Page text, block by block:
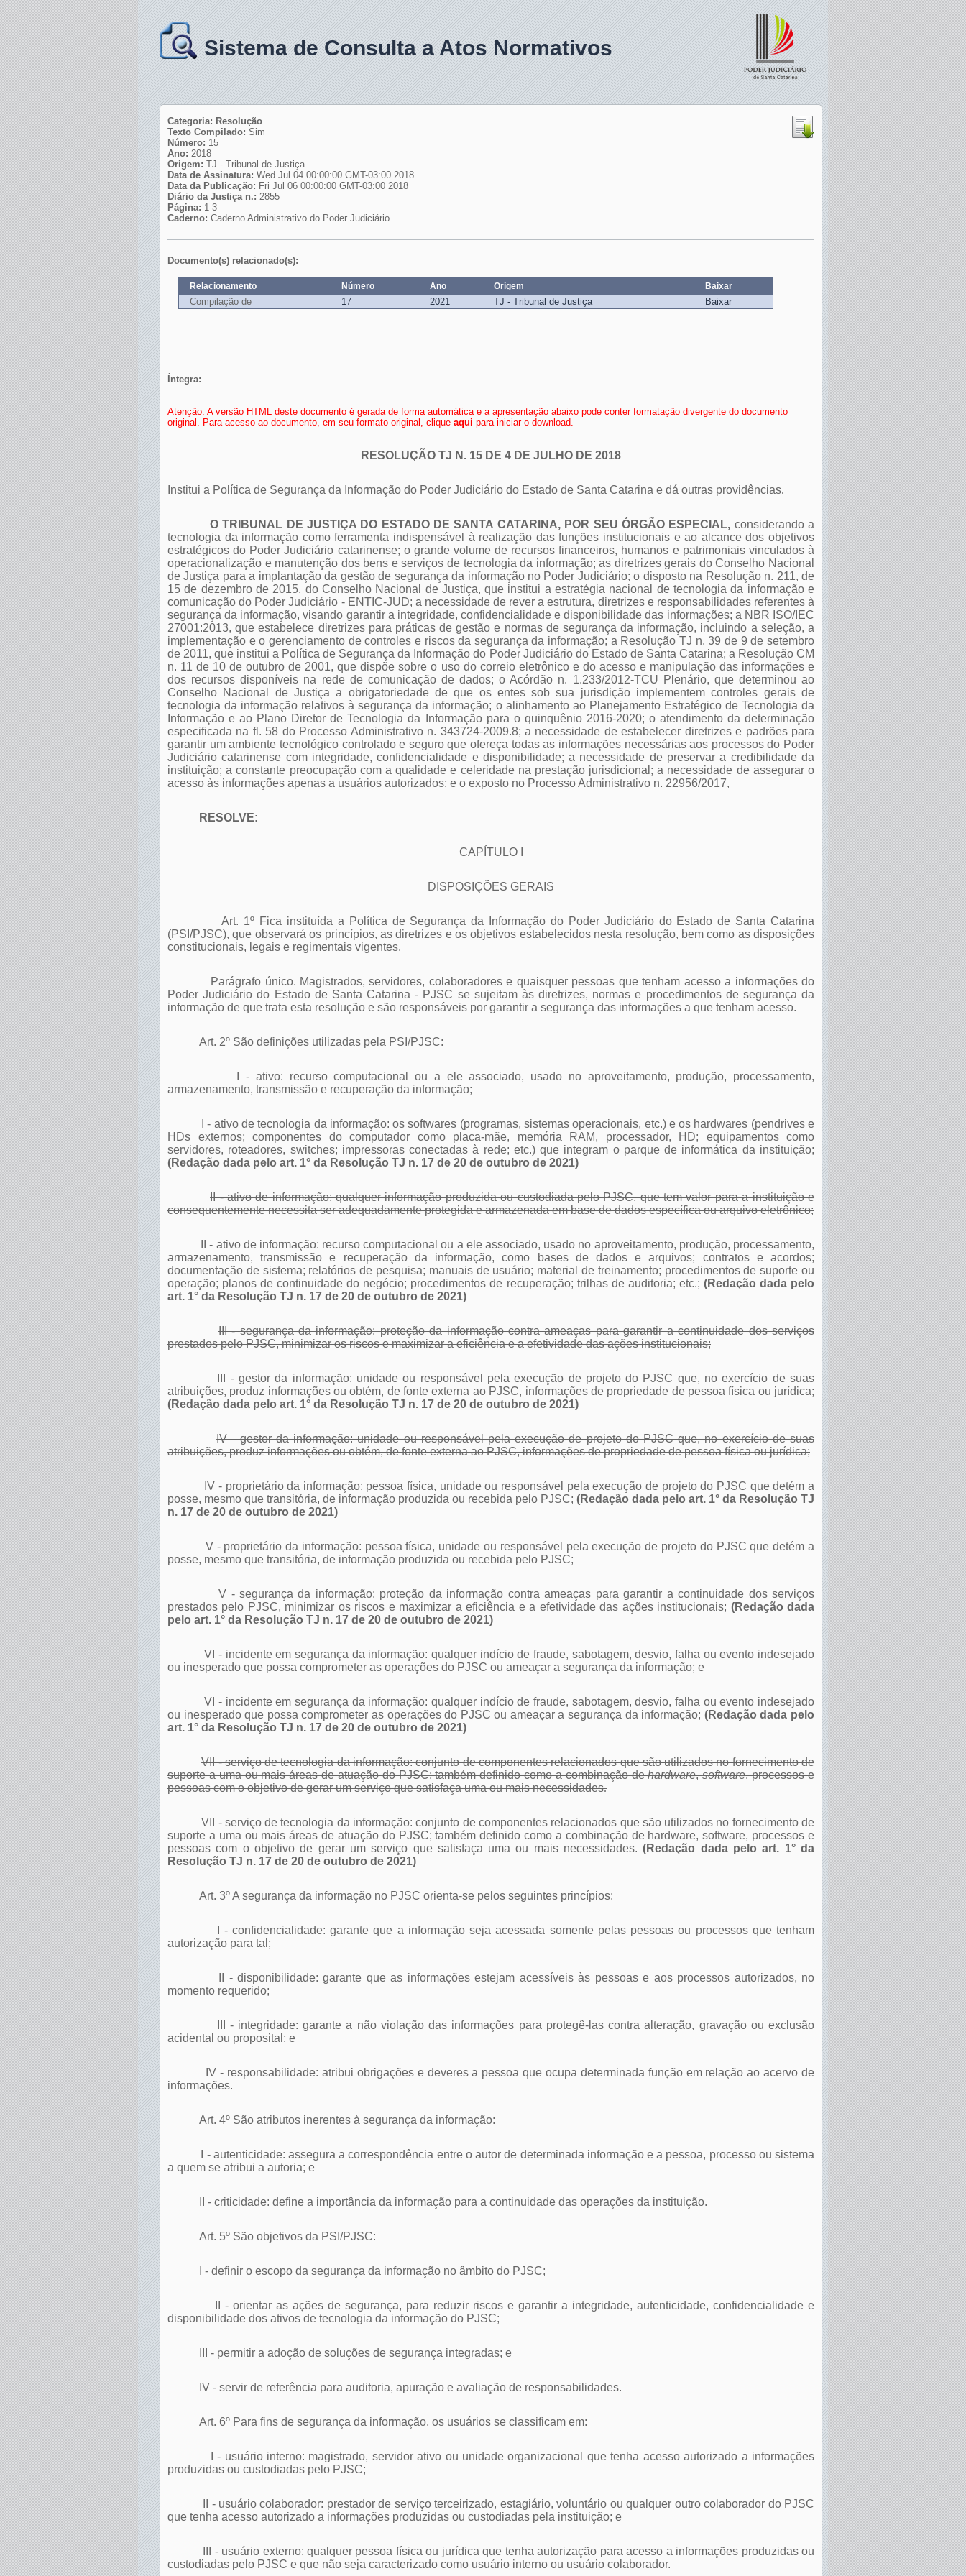
Sistema de Consulta a Atos Normativos
Categoria: Resolução
Texto Compilado: Sim
Número: 15
Ano: 2018
Origem: TJ - Tribunal de Justiça
Data de Assinatura: Wed Jul 04 00:00:00 GMT-03:00 2018
Data da Publicação: Fri Jul 06 00:00:00 GMT-03:00 2018
Diário da Justiça n.: 2855
Página: 1-3
Caderno: Caderno Administrativo do Poder Judiciário
Documento(s) relacionado(s):
Relacionamento Número Ano Origem Baixar
Compilação de 17 2021 TJ - Tribunal de Justiça Baixar
Íntegra:
Atenção: A versão HTML deste documento é gerada de forma automática e a apresentação abaixo pode conter formatação divergente do documento
original. Para acesso ao documento, em seu formato original, clique aqui para iniciar o download.
RESOLUÇÃO TJ N. 15 DE 4 DE JULHO DE 2018
Institui a Política de Segurança da Informação do Poder Judiciário do Estado de Santa Catarina e dá outras providências.
O TRIBUNAL DE JUSTIÇA DO ESTADO DE SANTA CATARINA, POR SEU ÓRGÃO ESPECIAL, considerando a
tecnologia da informação como ferramenta indispensável à realização das funções institucionais e ao alcance dos objetivos
estratégicos do Poder Judiciário catarinense; o grande volume de recursos financeiros, humanos e patrimoniais vinculados à
operacionalização e manutenção dos bens e serviços de tecnologia da informação; as diretrizes gerais do Conselho Nacional
de Justiça para a implantação da gestão de segurança da informação no Poder Judiciário; o disposto na Resolução n. 211, de
15 de dezembro de 2015, do Conselho Nacional de Justiça, que institui a estratégia nacional de tecnologia da informação e
comunicação do Poder Judiciário - ENTIC-JUD; a necessidade de rever a estrutura, diretrizes e responsabilidades referentes à
segurança da informação, visando garantir a integridade, confidencialidade e disponibilidade das informações; a NBR ISO/IEC
27001:2013, que estabelece diretrizes para práticas de gestão e normas de segurança da informação, incluindo a seleção, a
implementação e o gerenciamento de controles e riscos da segurança da informação; a Resolução TJ n. 39 de 9 de setembro
de 2011, que institui a Política de Segurança da Informação do Poder Judiciário do Estado de Santa Catarina; a Resolução CM
n. 11 de 10 de outubro de 2001, que dispõe sobre o uso do correio eletrônico e do acesso e manipulação das informações e
dos recursos disponíveis na rede de comunicação de dados; o Acórdão n. 1.233/2012-TCU Plenário, que determinou ao
Conselho Nacional de Justiça a obrigatoriedade de que os entes sob sua jurisdição implementem controles gerais de
tecnologia da informação relativos à segurança da informação; o alinhamento ao Planejamento Estratégico de Tecnologia da
Informação e ao Plano Diretor de Tecnologia da Informação para o quinquênio 2016-2020; o atendimento da determinação
especificada na fl. 58 do Processo Administrativo n. 343724-2009.8; a necessidade de estabelecer diretrizes e padrões para
garantir um ambiente tecnológico controlado e seguro que ofereça todas as informações necessárias aos processos do Poder
Judiciário catarinense com integridade, confidencialidade e disponibilidade; a necessidade de preservar a credibilidade da
instituição; a constante preocupação com a qualidade e celeridade na prestação jurisdicional; a necessidade de assegurar o
acesso às informações apenas a usuários autorizados; e o exposto no Processo Administrativo n. 22956/2017,
RESOLVE:
CAPÍTULO I
DISPOSIÇÕES GERAIS
Art. 1º Fica instituída a Política de Segurança da Informação do Poder Judiciário do Estado de Santa Catarina
(PSI/PJSC), que observará os princípios, as diretrizes e os objetivos estabelecidos nesta resolução, bem como as disposições
constitucionais, legais e regimentais vigentes.
Parágrafo único. Magistrados, servidores, colaboradores e quaisquer pessoas que tenham acesso a informações do
Poder Judiciário do Estado de Santa Catarina - PJSC se sujeitam às diretrizes, normas e procedimentos de segurança da
informação de que trata esta resolução e são responsáveis por garantir a segurança das informações a que tenham acesso.
Art. 2º São definições utilizadas pela PSI/PJSC:
I - ativo: recurso computacional ou a ele associado, usado no aproveitamento, produção, processamento,
armazenamento, transmissão e recuperação da informação;
I - ativo de tecnologia da informação: os softwares (programas, sistemas operacionais, etc.) e os hardwares (pendrives e
HDs externos; componentes do computador como placa-mãe, memória RAM, processador, HD; equipamentos como
servidores, roteadores, switches; impressoras conectadas à rede; etc.) que integram o parque de informática da instituição;
(Redação dada pelo art. 1° da Resolução TJ n. 17 de 20 de outubro de 2021)
II - ativo de informação: qualquer informação produzida ou custodiada pelo PJSC, que tem valor para a instituição e
consequentemente necessita ser adequadamente protegida e armazenada em base de dados específica ou arquivo eletrônico;
II - ativo de informação: recurso computacional ou a ele associado, usado no aproveitamento, produção, processamento,
armazenamento, transmissão e recuperação da informação, como bases de dados e arquivos; contratos e acordos;
documentação de sistema; relatórios de pesquisa; manuais de usuário; material de treinamento; procedimentos de suporte ou
operação; planos de continuidade do negócio; procedimentos de recuperação; trilhas de auditoria; etc.; (Redação dada pelo
art. 1° da Resolução TJ n. 17 de 20 de outubro de 2021)
III - segurança da informação: proteção da informação contra ameaças para garantir a continuidade dos serviços
prestados pelo PJSC, minimizar os riscos e maximizar a eficiência e a efetividade das ações institucionais;
III - gestor da informação: unidade ou responsável pela execução de projeto do PJSC que, no exercício de suas
atribuições, produz informações ou obtém, de fonte externa ao PJSC, informações de propriedade de pessoa física ou jurídica;
(Redação dada pelo art. 1° da Resolução TJ n. 17 de 20 de outubro de 2021)
IV - gestor da informação: unidade ou responsável pela execução de projeto do PJSC que, no exercício de suas
atribuições, produz informações ou obtém, de fonte externa ao PJSC, informações de propriedade de pessoa física ou jurídica;
IV - proprietário da informação: pessoa física, unidade ou responsável pela execução de projeto do PJSC que detém a
posse, mesmo que transitória, de informação produzida ou recebida pelo PJSC; (Redação dada pelo art. 1° da Resolução TJ
n. 17 de 20 de outubro de 2021)
V - proprietário da informação: pessoa física, unidade ou responsável pela execução de projeto do PJSC que detém a
posse, mesmo que transitória, de informação produzida ou recebida pelo PJSC;
V - segurança da informação: proteção da informação contra ameaças para garantir a continuidade dos serviços
prestados pelo PJSC, minimizar os riscos e maximizar a eficiência e a efetividade das ações institucionais; (Redação dada
pelo art. 1° da Resolução TJ n. 17 de 20 de outubro de 2021)
VI - incidente em segurança da informação: qualquer indício de fraude, sabotagem, desvio, falha ou evento indesejado
ou inesperado que possa comprometer as operações do PJSC ou ameaçar a segurança da informação; e
VI - incidente em segurança da informação: qualquer indício de fraude, sabotagem, desvio, falha ou evento indesejado
ou inesperado que possa comprometer as operações do PJSC ou ameaçar a segurança da informação; (Redação dada pelo
art. 1° da Resolução TJ n. 17 de 20 de outubro de 2021)
VII - serviço de tecnologia da informação: conjunto de componentes relacionados que são utilizados no fornecimento de
suporte a uma ou mais áreas de atuação do PJSC; também definido como a combinação dehardware,software, processos e
pessoas com o objetivo de gerar um serviço que satisfaça uma ou mais necessidades.
VII - serviço de tecnologia da informação: conjunto de componentes relacionados que são utilizados no fornecimento de
suporte a uma ou mais áreas de atuação do PJSC; também definido como a combinação de hardware, software, processos e
pessoas com o objetivo de gerar um serviço que satisfaça uma ou mais necessidades. (Redação dada pelo art. 1° da
Resolução TJ n. 17 de 20 de outubro de 2021)
Art. 3º A segurança da informação no PJSC orienta-se pelos seguintes princípios:
I - confidencialidade: garante que a informação seja acessada somente pelas pessoas ou processos que tenham
autorização para tal;
II - disponibilidade: garante que as informações estejam acessíveis às pessoas e aos processos autorizados, no
momento requerido;
III - integridade: garante a não violação das informações para protegê-las contra alteração, gravação ou exclusão
acidental ou proposital; e
IV - responsabilidade: atribui obrigações e deveres a pessoa que ocupa determinada função em relação ao acervo de
informações.
Art. 4º São atributos inerentes à segurança da informação:
I - autenticidade: assegura a correspondência entre o autor de determinada informação e a pessoa, processo ou sistema
a quem se atribui a autoria; e
II - criticidade: define a importância da informação para a continuidade das operações da instituição.
Art. 5º São objetivos da PSI/PJSC:
I - definir o escopo da segurança da informação no âmbito do PJSC;
II - orientar as ações de segurança, para reduzir riscos e garantir a integridade, autenticidade, confidencialidade e
disponibilidade dos ativos de tecnologia da informação do PJSC;
III - permitir a adoção de soluções de segurança integradas; e
IV - servir de referência para auditoria, apuração e avaliação de responsabilidades.
Art. 6º Para fins de segurança da informação, os usuários se classificam em:
I - usuário interno: magistrado, servidor ativo ou unidade organizacional que tenha acesso autorizado a informações
produzidas ou custodiadas pelo PJSC;
II - usuário colaborador: prestador de serviço terceirizado, estagiário, voluntário ou qualquer outro colaborador do PJSC
que tenha acesso autorizado a informações produzidas ou custodiadas pela instituição; e
III - usuário externo: qualquer pessoa física ou jurídica que tenha autorização para acesso a informações produzidas ou
custodiadas pelo PJSC e que não seja caracterizado como usuário interno ou usuário colaborador.